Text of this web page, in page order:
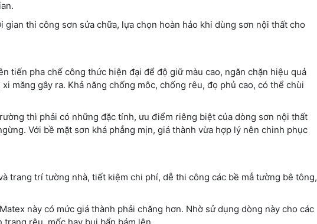
thi công sơn sửa chữa, lựa chọn hoàn hảo khi dùng sơn nội thất cho
tiến pha chế công thức hiện đại để độ giữ màu cao, ngăn chặn hiệu quả
măng gây ra. Khả năng chống môc, chống rêu, đọ phủ cao, có thể chùi
thì phải có những đặc tính, ưu điểm riêng biệt của dòng sơn nội thất
Với bề mặt sơn khá phẳng mịn, giá thành vừa hợp lý nên chinh phục
trang trí tường nhà, tiết kiệm chi phí, dễ thi công các bề mẳ tường bê tông,
này có mức giá thành phải chăng hơn. Nhờ sử dụng dòng này cho các